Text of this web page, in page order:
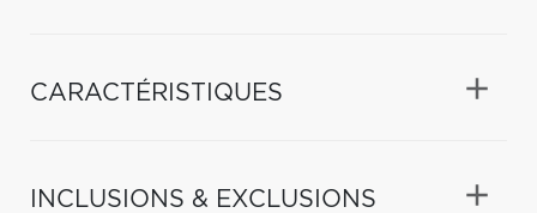
CARACTÉRISTIQUES
INCLUSIONS & EXCLUSIONS